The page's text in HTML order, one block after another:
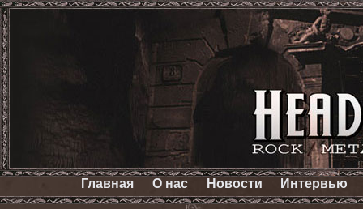
Главная О нас Новости Интервью